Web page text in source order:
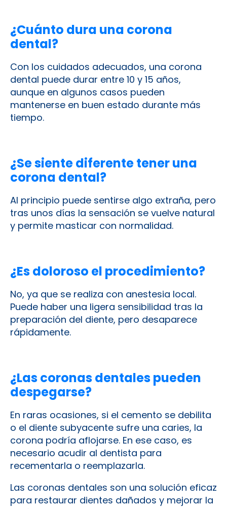
¿Cuánto dura una corona
dental?
Con los cuidados adecuados, una corona
dental puede durar entre 10 y 15 años,
aunque en algunos casos pueden
mantenerse en buen estado durante más
tiempo.
¿Se siente diferente tener una
corona dental?
Al principio puede sentirse algo extraña, pero
tras unos días la sensación se vuelve natural
y permite masticar con normalidad.
¿Es doloroso el procedimiento?
No, ya que se realiza con anestesia local.
Puede haber una ligera sensibilidad tras la
preparación del diente, pero desaparece
rápidamente.
¿Las coronas dentales pueden
despegarse?
En raras ocasiones, si el cemento se debilita
o el diente subyacente sufre una caries, la
corona podría aflojarse. En ese caso, es
necesario acudir al dentista para
recementarla o reemplazarla.
Las coronas dentales son una solución eficaz
para restaurar dientes dañados y mejorar la